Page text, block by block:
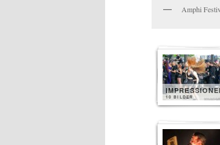
Amphi
10 BILDER